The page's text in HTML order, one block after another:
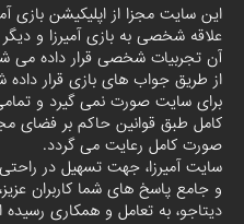
این سایت مجزا از اپلیکیشن بازی
علاقه شخصی به بازی آمیرزا و
آن تجربیات شخصی قرار داده می
از طریق جواب های بازی قرار
برای سایت صورت نمی گیرد و
کامل طبق قوانین حاکم بر فضای
صورت کامل رعایت می گردد.
سایت آمیرزا، جهت تسهیل در
و جامع پاسخ های شما کاربران
دیتاجو، به تعامل و همکاری